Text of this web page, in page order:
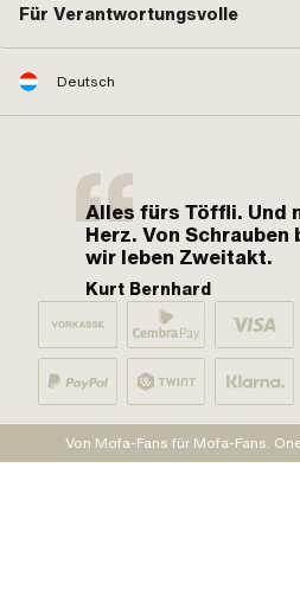
Für Verantwortungsvolle
Deutsch
Alles fürs Töffli. Und
Herz. Von Schrauben
wir leben Zweitakt.
Kurt Bernhard
Von Mofa-Fans für Mofa-Fans.